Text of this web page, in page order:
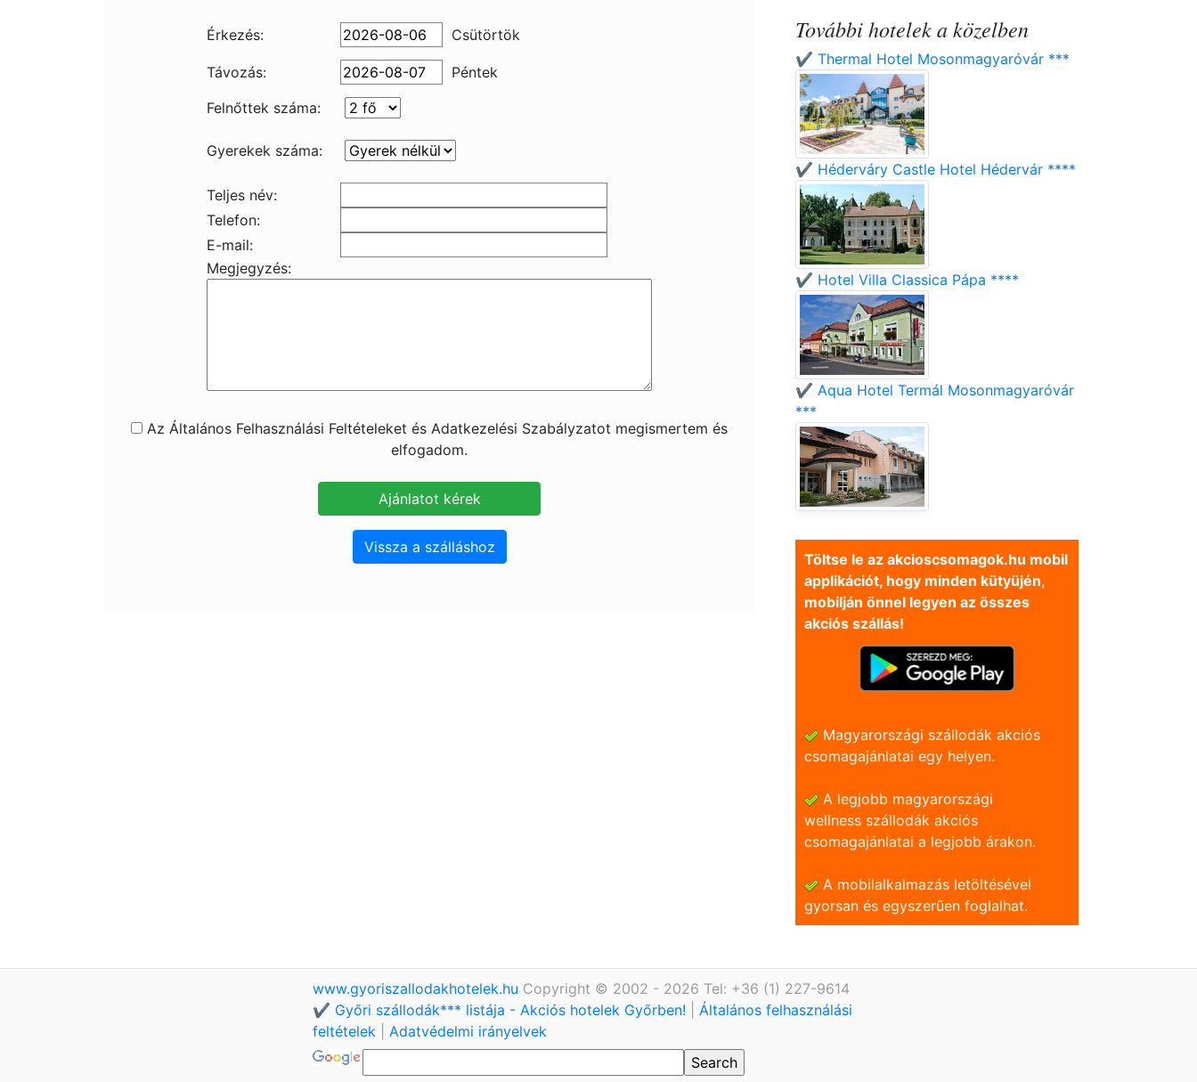
Érkezés: Csütörtök
Távozás:
Péntek
Felnőttek száma:
Gyerekek száma:
Teljes név:
Telefon:
E-mail:
Megjegyzés:
Az Általános Felhasználási Feltételeket és Adatkezelési Szabályzatot megismertem és
elfogadom.
Vissza a szálláshoz
További hotelek a közelben
✔️ Thermal Hotel Mosonmagyaróvár ***
✔️ Héderváry Castle Hotel Hédervár ****
✔️ Hotel Villa Classica Pápa ****
✔️ Aqua Hotel Termál Mosonmagyaróvár
***
Töltse le az akcioscsomagok.hu mobil
applikációt, hogy minden kütyüjén,
mobilján önnel legyen az összes
akciós szállás!
Magyarországi szállodák akciós
csomagajánlatai egy helyen.
A legjobb magyarországi
wellness szállodák akciós
csomagajánlatai a legjobb árakon.
A mobilalkalmazás letöltésével
gyorsan és egyszerũen foglalhat.
www.gyoriszallodakhotelek.hu Copyright © 2002 - 2026 Tel: +36 (1) 227-9614
✔️ Győri szállodák*** listája - Akciós hotelek Győrben!
Általános felhasználási
feltételek
Adatvédelmi irányelvek